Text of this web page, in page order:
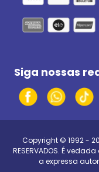
Siga nossas
Copyright © 1992 -
RESERVADOS. É
a expressa